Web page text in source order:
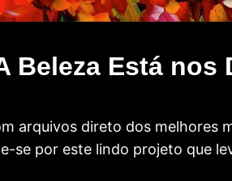
Beleza Está nos
arquivos direto dos melhores
se por este lindo projeto que